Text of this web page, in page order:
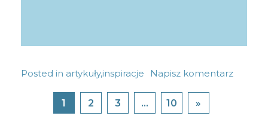
Posted in artykuły,inspiracje Napisz komentarz
Posts navigation
1 2 3 … 10 »